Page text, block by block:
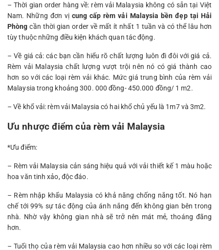
– Thời gian order hàng về: rèm vải Malaysia không có sẵn tại Việt
Nam. Những đơn vị cung cấp rèm vải Malaysia bền đẹp tại Hải
Phòng cần thời gian order về mất ít nhất 1 tuần và có thể lâu hơn
tùy thuộc những điều kiện khách quan tác động.
– Về giá cả: các bạn cần hiểu rõ chất lượng luôn đi đôi với giá cả.
Rèm vải Malaysia chất lượng vượt trội nên nó có giá thành cao
hơn so với các loại rèm vải khác. Mức giá trung bình của rèm vải
Malaysia trong khoảng 300. 000 đồng- 450.000 đồng/ 1 m2.
– Về khổ vải: rèm vải Malaysia có hai khổ chủ yếu là 1m7 và 3m2.
Ưu nhược điểm của rèm vải Malaysia
*Ưu điểm:
– Rèm vải Malaysia cản sáng hiệu quả với vải thiết kế 1 màu hoặc
hoa văn tinh xảo, độc đáo.
– Rèm nhập khẩu Malaysia có khả năng chống nắng tốt. Nó hạn
chế tới 99% sự tác động của ánh nắng đến không gian bên trong
nhà. Nhờ vậy không gian nhà sẽ trở nên mát mẻ, thoáng đãng
hơn.
– Tuổi thọ của rèm vải Malaysia cao hơn nhiều so với các loại rèm